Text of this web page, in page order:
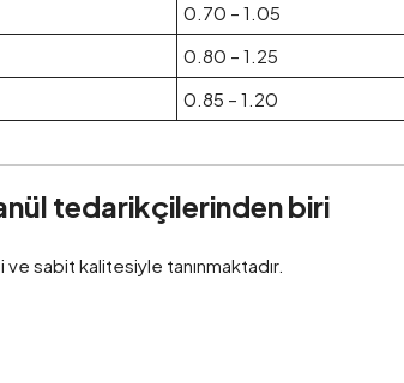
0.70 – 1.05
0.80 – 1.25
0.85 – 1.20
tedarikçilerinden biri
sabit kalitesiyle tanınmaktadır.